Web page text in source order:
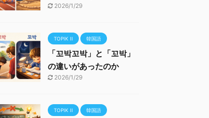
2026/1/29
TOPIK II 韓国語
「꼬박꼬박」と「꼬박」
の違いがあったのか
2026/1/29
TOPIK II 韓国語